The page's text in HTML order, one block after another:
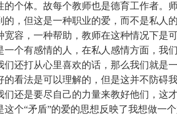
个体。故每个教师也是德育工作者。
，但这是一种职业的爱，而不是私人
容，一种帮助，教师在这种情况下是
个有感情的人，在私人感情方面，我
还打从心里喜欢的话，那么我们就是
看法是可以理解的，但是这并不防碍
还是要尽自己的力量来教好他们，这
这个“矛盾”的爱的思想反映了我想做一